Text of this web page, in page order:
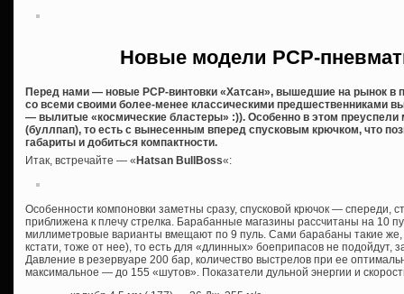
Новые модели PCP-
Перед нами — новые PCP-винтовки «Хатсан», вышедшие на рынок в
со всеми своими более-менее классическими предшественниками
— вылитые «космические бластеры» :)). Особенно в этом преуспели
(буллпап), то есть с вынесенным вперед спусковым крючком, что
габариты и добиться компактности.
Итак, встречайте — « Hatsan BullBoss«:
Особенности компоновки заметны сразу, спусковой крючок — спереди,
приближена к плечу стрелка. Барабанные магазины рассчитаны на 10
миллиметровые варианты вмещают по 9 пуль. Сами барабаны такие же,
кстати, тоже от нее), то есть для «длинных» боеприпасов не
Давление в резервуаре 200 бар, количество выстрелов при ее
максимальное — до 155 «шутов». Показатели дульной энергии и